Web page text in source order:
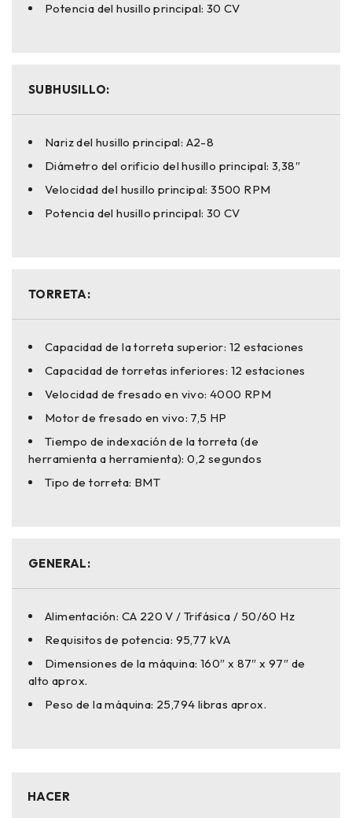
Potencia del husillo principal: 30 CV
SUBHUSILLO:
Nariz del husillo principal: A2-8
Diámetro del orificio del husillo principal: 3,38″
Velocidad del husillo principal: 3500 RPM
Potencia del husillo principal: 30 CV
TORRETA:
Capacidad de la torreta superior: 12 estaciones
Capacidad de torretas inferiores: 12 estaciones
Velocidad de fresado en vivo: 4000 RPM
Motor de fresado en vivo: 7,5 HP
Tiempo de indexación de la torreta (de
herramienta a herramienta): 0,2 segundos
Tipo de torreta: BMT
GENERAL:
Alimentación: CA 220 V / Trifásica / 50/60 Hz
Requisitos de potencia: 95,77 kVA
Dimensiones de la máquina: 160″ x 87″ x 97″ de
alto aprox.
Peso de la máquina: 25,794 libras aprox.
HACER